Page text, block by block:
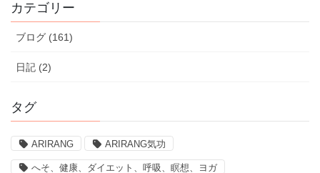
カテゴリー
ブログ (161)
日記 (2)
タグ
ARIRANG ARIRANG気功
へそ、健康、ダイエット、呼吸、瞑想、ヨガ